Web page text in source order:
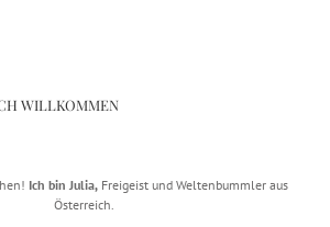
WILLKOMMEN
Ich bin Julia,Freigeist und Weltenbummler aus
Österreich.